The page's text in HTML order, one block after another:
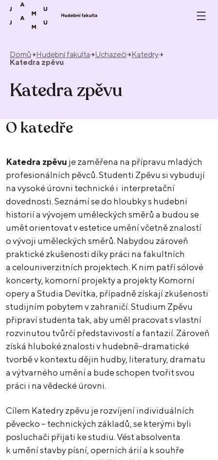
Přeskočit na obsah
Domů Hudební fakulta Uchazeči
Katedry
Katedra zpěvu
Katedra zpěvu
O katedře
Katedra zpěvu je zaměřena na přípravu mladých
profesionálních pěvců. Studenti Zpěvu si vybudují
na vysoké úrovni technické i interpretační
dovednosti. Seznámí se do hloubky s hudební
historií a vývojem uměleckých směrů a budou se
umět orientovat v estetice umění včetně znalostí
o vývoji uměleckých směrů. Nabydou zároveň
praktické zkušenosti díky práci na fakultních
a celouniverzitních projektech. K nim patří sólové
koncerty, komorní projekty a projekty Komorní
opery a Studia Devítka, případně získají zkušenosti
studijním pobytem v zahraničí. Studium Zpěvu
připraví studenta tak, aby uměl pracovat s vlastní
rozvinutou tvůrčí představivostí a fantazií. Zároveň
získá hluboké znalosti v hudebně-dramatické
tvorbě v kontextu dějin hudby, literatury, dramatu
a výtvarného umění a bude schopen tvořit svou
práci i na vědecké úrovni.
Cílem Katedry zpěvu je rozvíjení individuálních
pěvecko – technických základů, se kterými byli
posluchači přijati ke studiu. Vést absolventa
k umění stavby písní, operních árií a k souhře